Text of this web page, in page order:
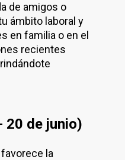
de amigos o
ámbito laboral y
en familia o en el
recientes
20 de junio)
la